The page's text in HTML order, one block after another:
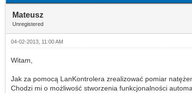
Mateusz
Unregistered
04-02-2013, 11:00 AM
Witam,
Jak za pomocą LanKontrolera zrealizować pomiar
Chodzi mi o możliwość stworzenia funkcjonalności